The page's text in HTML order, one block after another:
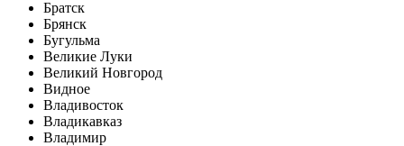
Братск
Брянск
Бугульма
Великие Луки
Великий Новгород
Видное
Владивосток
Владикавказ
Владимир